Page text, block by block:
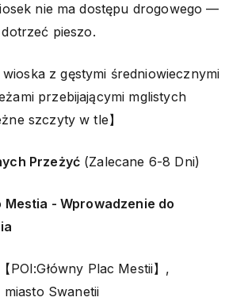
nie ma dostępu drogowego —
pieszo.
wioska z gęstymi średniowiecznymi
przebijającymi mglistych
szczyty w tle】
Przeżyć (Zalecane 6-8 Dni)
Mestia - Wprowadzenie do
POI:Główny Plac Mestii】,
miasto Swanetii